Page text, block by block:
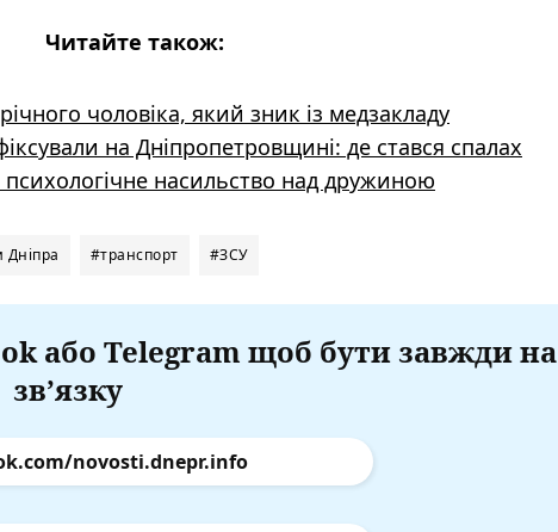
Читайте також:
чоловіка, який зник із медзакладу
на Дніпропетровщині: де стався спалах
насильство над дружиною
#транспорт #ЗСУ
або Telegram щоб бути завжди на
зв’язку
novosti.dnepr.info